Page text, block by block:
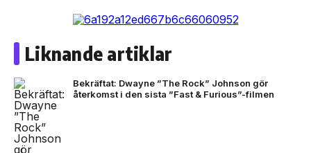
Liknande artiklar
Bekräftat: Dwayne ”The Rock” Johnson gör
återkomst i den sista ”Fast & Furious”-filmen